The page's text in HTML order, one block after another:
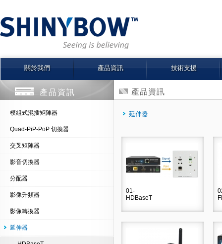
關於我們 產品資訊 技術支援
產品資訊
模組式混插矩陣器
Quad-PiP-PoP 切換器
交叉矩陣器
影音切換器
分配器
影像升頻器
影像轉換器
延伸器
產品資訊
延伸器
01-
HDBaseT